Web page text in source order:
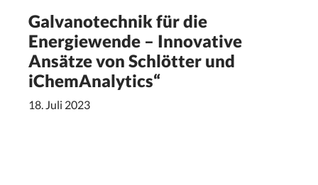
Galvanotechnik für die
Energiewende – Innovative
Ansätze von Schlötter und
iChemAnalytics“
18. Juli 2023